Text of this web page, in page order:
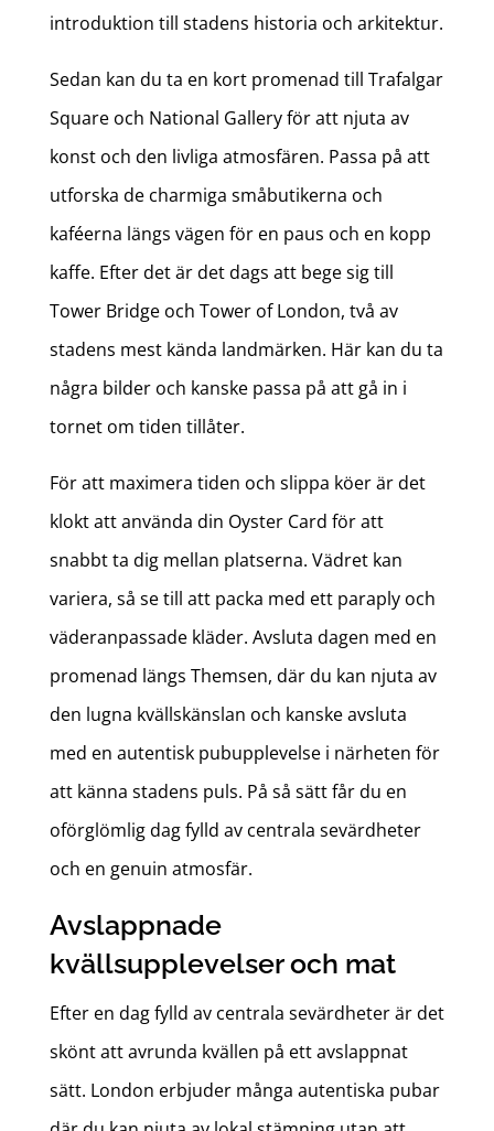
introduktion till stadens historia och arkitektur.
Sedan kan du ta en kort promenad till Trafalgar
Square och National Gallery för att njuta av
konst och den livliga atmosfären. Passa på att
utforska de charmiga småbutikerna och
kaféerna längs vägen för en paus och en kopp
kaffe. Efter det är det dags att bege sig till
Tower Bridge och Tower of London, två av
stadens mest kända landmärken. Här kan du ta
några bilder och kanske passa på att gå in i
tornet om tiden tillåter.
För att maximera tiden och slippa köer är det
klokt att använda din Oyster Card för att
snabbt ta dig mellan platserna. Vädret kan
variera, så se till att packa med ett paraply och
väderanpassade kläder. Avsluta dagen med en
promenad längs Themsen, där du kan njuta av
den lugna kvällskänslan och kanske avsluta
med en autentisk pubupplevelse i närheten för
att känna stadens puls. På så sätt får du en
oförglömlig dag fylld av centrala sevärdheter
och en genuin atmosfär.
Avslappnade
kvällsupplevelser och mat
Efter en dag fylld av centrala sevärdheter är det
skönt att avrunda kvällen på ett avslappnat
sätt. London erbjuder många autentiska pubar